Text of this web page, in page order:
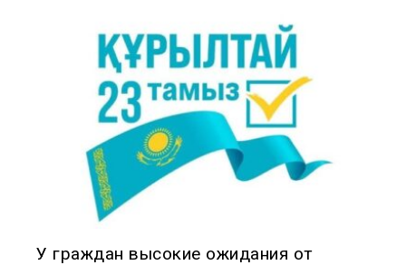
У граждан высокие ожидания от